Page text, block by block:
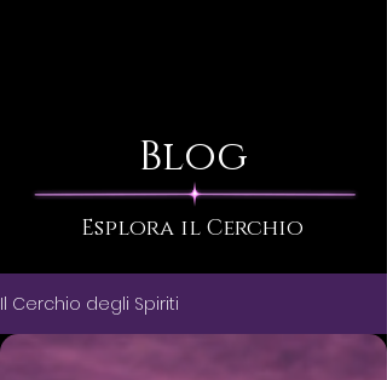
Blog
Esplora il Cerchio
Il Cerchio degli Spiriti